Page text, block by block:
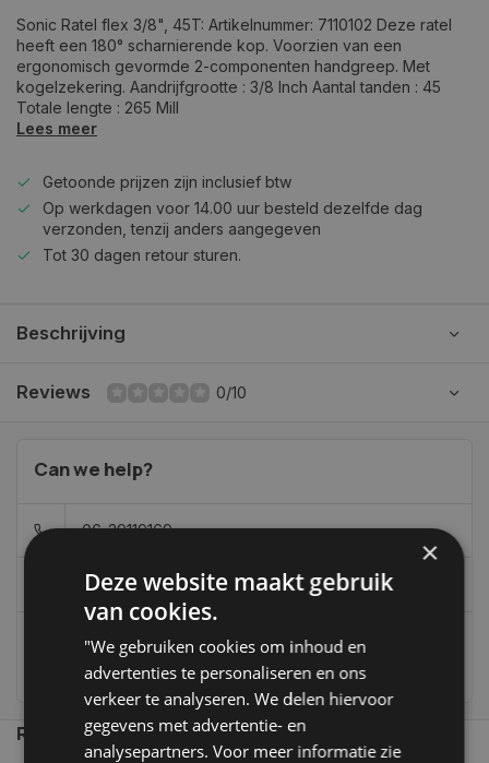
Sonic Ratel flex 3/8", 45T: Artikelnummer: 7110102 Deze ratel
heeft een 180° scharnierende kop. Voorzien van een
ergonomisch gevormde 2-componenten handgreep. Met
kogelzekering. Aandrijfgrootte : 3/8 Inch Aantal tanden : 45
Totale lengte : 265 Mill
Lees meer
Getoonde prijzen zijn inclusief btw
Op werkdagen voor 14.00 uur besteld dezelfde dag
verzonden, tenzij anders aangegeven
Tot 30 dagen retour sturen.
Beschrijving
Reviews 0/10
Can we help?
06-39119169
info@autoklusser.nl
customers give us a 9,4 at
Recent bekeken
×
Deze website maakt gebruik
van cookies.
"We gebruiken cookies om inhoud en
advertenties te personaliseren en ons
verkeer te analyseren. We delen hiervoor
gegevens met advertentie- en
analysepartners. Voor meer informatie zie